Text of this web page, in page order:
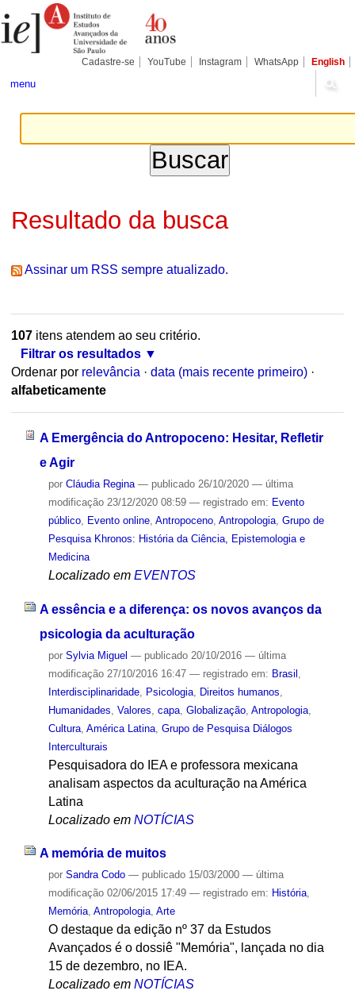
para
conteúdo.
Pessoais
Cadastre-se YouTube Instagram WhatsApp English
menu
Resultado da busca
Assinar um RSS sempre atualizado.
107itens atendem ao seu critério.
Filtrar os resultados
Ordenar por relevância · data (mais recente primeiro) ·
alfabeticamente
A Emergência do Antropoceno: Hesitar, Refletir
e Agir
por Cláudia Regina — publicado26/10/2020 — última
modificação23/12/2020 08:59 — registrado em: Evento
público, Evento online, Antropoceno, Antropologia, Grupo de
Pesquisa Khronos: História da Ciência, Epistemologia e
Medicina
Localizado em EVENTOS
A essência e a diferença: os novos avanços da
psicologia da aculturação
por Sylvia Miguel — publicado20/10/2016 — última
modificação27/10/2016 16:47 — registrado em: Brasil
Interdisciplinaridade, Psicologia, Direitos humanos
Humanidades Valores capa, Globalização, Antropologia,
Cultura, América Latina, Grupo de Pesquisa Diálogos
Interculturais
Pesquisadora do IEA e professora mexicana
analisam aspectos da aculturação na América
Latina
Localizado em NOTÍCIAS
A memória de muitos
por Sandra Codo — publicado15/03/2000 — última
modificação02/06/2015 17:49 — registrado em: História,
Memória, Antropologia, Arte
O destaque da edição nº 37 da Estudos
Avançados é o dossiê "Memória", lançada no dia
15 de dezembro, no IEA.
Localizado em NOTÍCIAS